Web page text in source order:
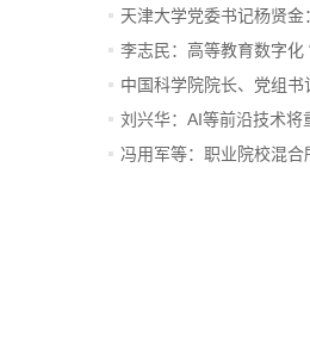
发...
天津大学党委书记杨贤金
一...
李志民：高等教育数字化
中国科学院院长、党组书
进...
刘兴华：AI等前沿技术将
底...
冯用军等：职业院校混合